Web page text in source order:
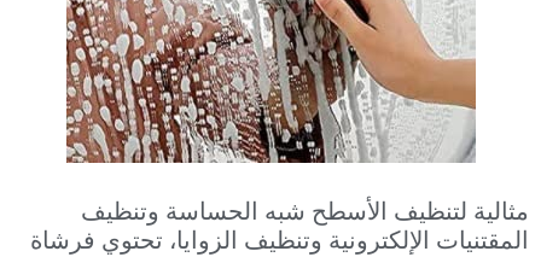
مثالية لتنظيف الأسطح شبه الحساسة وتنظيف
المقتنيات الإلكترونية وتنظيف الزوايا، تحتوي فرشاة